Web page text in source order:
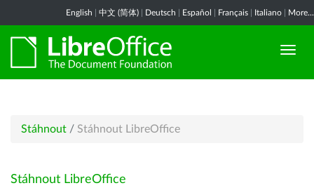
English 中文 (简体) Deutsch Español Français Italiano More...
Stáhnout / Stáhnout LibreOffice
Stáhnout LibreOffice